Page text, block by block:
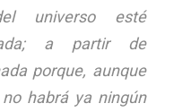
universo esté
a partir de
porque, aunque
habrá ya ningún